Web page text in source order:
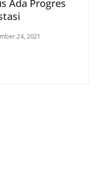
Ada Progres
24, 2021